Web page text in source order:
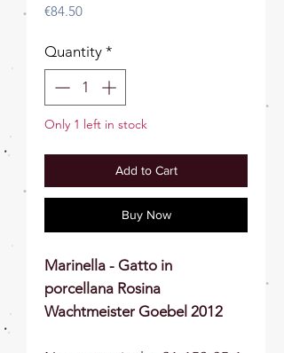
€84.50Price
Quantity *
Only 1 left in stock
Add to Cart
Buy Now
Marinella - Gatto in
porcellana Rosina
Wachtmeister Goebel 2012